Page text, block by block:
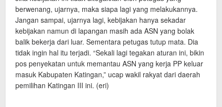
berwenang, ujarnya, maka siapa lagi yang melakukannya.
Jangan sampai, ujarnya lagi, kebijakan hanya sekadar
kebijakan namun di lapangan masih ada ASN yang bolak
balik bekerja dari luar. Sementara petugas tutup mata. Dia
tidak ingin hal itu terjadi. “Sekali lagi tegakan aturan ini, bikin
pos penyekatan untuk memantau ASN yang kerja PP keluar
masuk Kabupaten Katingan,” ucap wakil rakyat dari daerah
pemilihan Katingan III ini. (eri)